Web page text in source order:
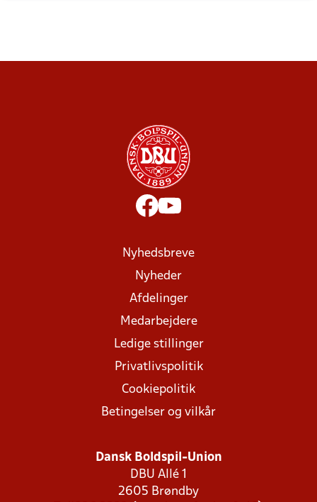
Nyhedsbreve
Nyheder
Afdelinger
Medarbejdere
Ledige stillinger
Privatlivspolitik
Cookiepolitik
Betingelser og vilkår
Dansk Boldspil-Union
DBU Allé 1
2605 Brøndby